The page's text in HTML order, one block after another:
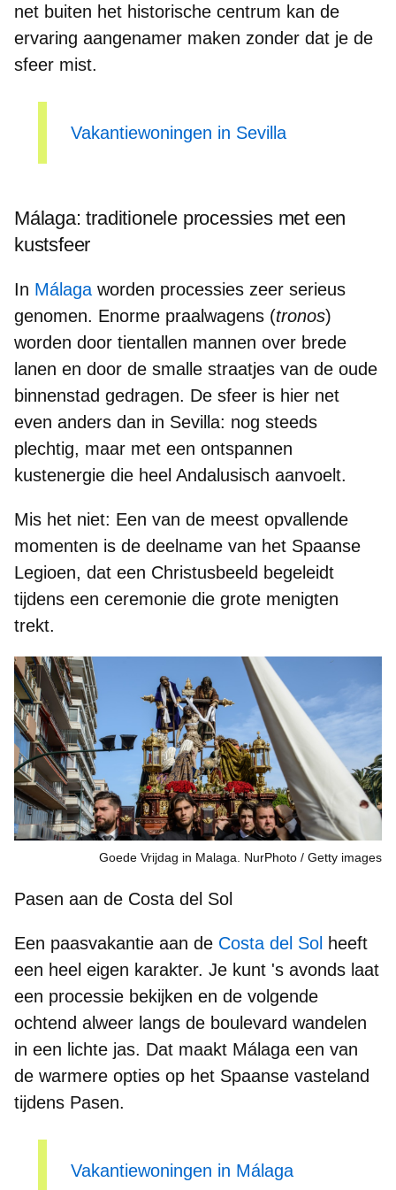
net buiten het historische centrum kan de
ervaring aangenamer maken zonder dat je de
sfeer mist.
Vakantiewoningen in Sevilla
Málaga: traditionele processies met een
kustsfeer
In Málaga worden processies zeer serieus
genomen. Enorme praalwagens (tronos)
worden door tientallen mannen over brede
lanen en door de smalle straatjes van de oude
binnenstad gedragen. De sfeer is hier net
even anders dan in Sevilla: nog steeds
plechtig, maar met een ontspannen
kustenergie die heel Andalusisch aanvoelt.
Mis het niet: Een van de meest opvallende
momenten is de deelname van het Spaanse
Legioen, dat een Christusbeeld begeleidt
tijdens een ceremonie die grote menigten
trekt.
Goede Vrijdag in Malaga. NurPhoto Getty images
Pasen aan de Costa del Sol
Een paasvakantie aan de Costa del Sol heeft
een heel eigen karakter. Je kunt 's avonds laat
een processie bekijken en de volgende
ochtend alweer langs de boulevard wandelen
in een lichte jas. Dat maakt Málaga een van
de warmere opties op het Spaanse vasteland
tijdens Pasen.
Vakantiewoningen in Málaga